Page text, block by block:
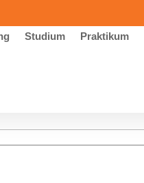
Studium Praktikum